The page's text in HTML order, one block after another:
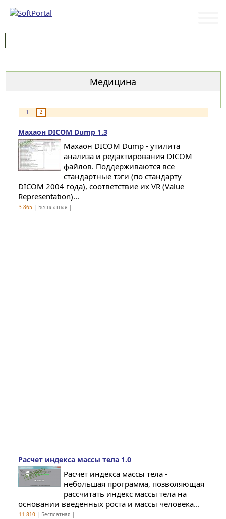
Медицина
1 2
Махаон DICOM Dump 1.3
Махаон DICOM Dump - утилита
анализа и редактирования DICOM
файлов. Поддерживаются все
стандартные тэги (по стандарту
DICOM 2004 года), соответствие их VR (Value
Representation)...
3 865| Бесплатная |
Расчет индекса массы тела 1.0
Расчет индекса массы тела -
небольшая программа, позволяющая
рассчитать индекс массы тела на
основании введенных роста и массы человека...
11 810| Бесплатная |